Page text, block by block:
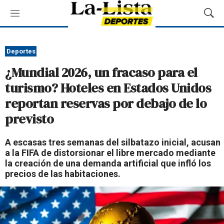
M
e
ú
M
o
B
e
d
a
Deportes
¿Mundial 2026, un fracaso para el
turismo? Hoteles en Estados Unidos
reportan reservas por debajo de lo
previsto
A escasas tres semanas del silbatazo inicial, acusan
a la FIFA de distorsionar el libre mercado mediante
la creación de una demanda artificial que infló los
precios de las habitaciones.